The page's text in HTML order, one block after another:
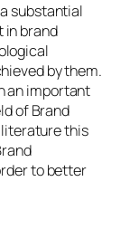
substantial
in brand
by them.
an important
of Brand
literature this
to better